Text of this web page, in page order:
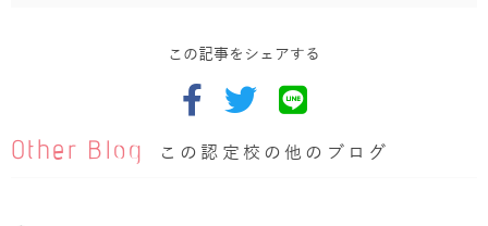
この記事をシェアする
Other Blog この認定校の他のブログ